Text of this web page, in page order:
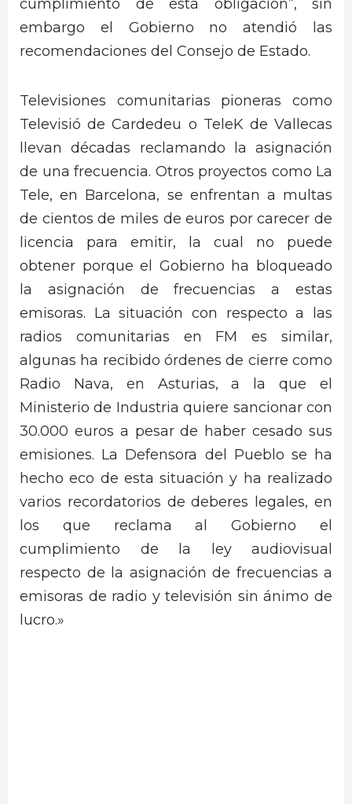
cumplimiento de esta obligación”, sin
embargo el Gobierno no atendió las
recomendaciones del Consejo de Estado.
Televisiones comunitarias pioneras como
Televisió de Cardedeu o TeleK de Vallecas
llevan décadas reclamando la asignación
de una frecuencia. Otros proyectos como La
Tele, en Barcelona, se enfrentan a multas
de cientos de miles de euros por carecer de
licencia para emitir, la cual no puede
obtener porque el Gobierno ha bloqueado
la asignación de frecuencias a estas
emisoras. La situación con respecto a las
radios comunitarias en FM es similar,
algunas ha recibido órdenes de cierre como
Radio Nava, en Asturias, a la que el
Ministerio de Industria quiere sancionar con
30.000 euros a pesar de haber cesado sus
emisiones. La Defensora del Pueblo se ha
hecho eco de esta situación y ha realizado
varios recordatorios de deberes legales, en
los que reclama al Gobierno el
cumplimiento de la ley audiovisual
respecto de la asignación de frecuencias a
emisoras de radio y televisión sin ánimo de
lucro.»